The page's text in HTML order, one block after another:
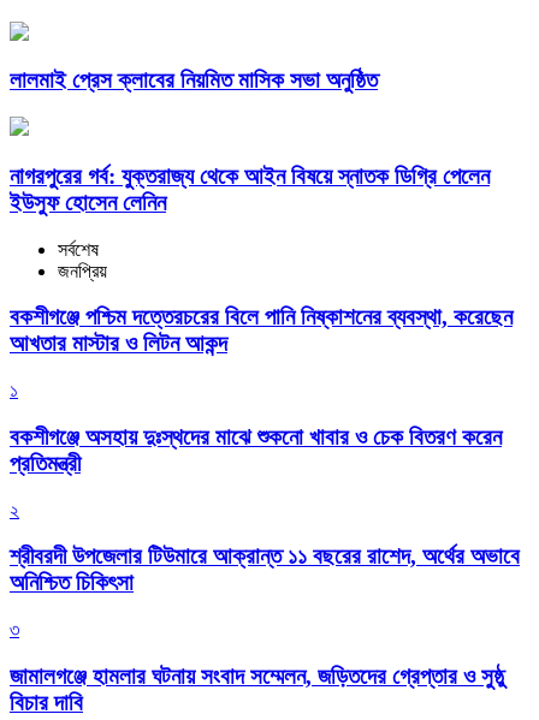
লালমাই প্রেস ক্লাবের নিয়মিত মাসিক সভা অনুষ্ঠিত
নাগরপুরের গর্ব: যুক্তরাজ্য থেকে আইন বিষয়ে স্নাতক ডিগ্রি পেলেন
ইউসুফ হোসেন লেনিন
সর্বশেষ
জনপ্রিয়
বকশীগঞ্জে পশ্চিম দত্তেরচরের বিলে পানি নিষ্কাশনের ব্যবস্থা, করেছেন
আখতার মাস্টার ও লিটন আকন্দ
১
বকশীগঞ্জে অসহায় দুঃস্থদের মাঝে শুকনো খাবার ও চেক বিতরণ করেন
প্রতিমন্ত্রী
২
শ্রীবরদী উপজেলার টিউমারে আক্রান্ত ১১ বছরের রাশেদ, অর্থের অভাবে
অনিশ্চিত চিকিৎসা
৩
জামালগঞ্জে হামলার ঘটনায় সংবাদ সম্মেলন, জড়িতদের গ্রেপ্তার ও সুষ্ঠু
বিচার দাবি